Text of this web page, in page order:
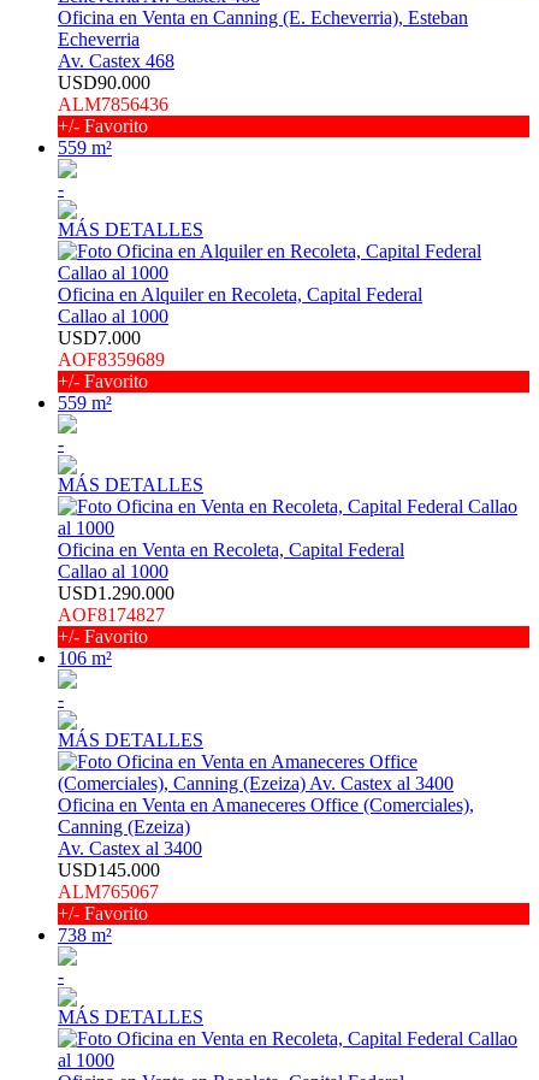
Oficina en Venta en Canning (E. Echeverria), Esteban
Echeverria
Av. Castex 468
USD90.000
ALM7856436
+/- Favorito
559 m²
-
MÁS DETALLES
Oficina en Alquiler en Recoleta, Capital Federal
Callao al 1000
USD7.000
AOF8359689
+/- Favorito
559 m²
-
MÁS DETALLES
Oficina en Venta en Recoleta, Capital Federal
Callao al 1000
USD1.290.000
AOF8174827
+/- Favorito
106 m²
-
MÁS DETALLES
Oficina en Venta en Amaneceres Office (Comerciales),
Canning (Ezeiza)
Av. Castex al 3400
USD145.000
ALM765067
+/- Favorito
738 m²
-
MÁS DETALLES